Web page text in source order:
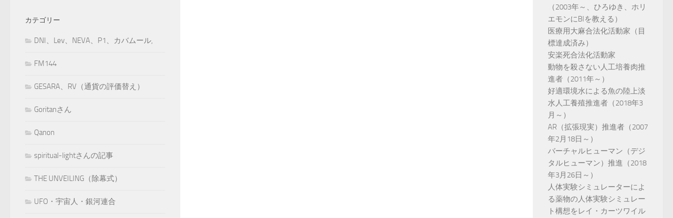
カテゴリー
DNI、Lev、NEVA、P1、カバムール,
FM144
GESARA、RV（通貨の評価替え）
Goritanさん
Qanon
spiritual-lightさんの記事
THE UNVEILING（除幕式）
UFO・宇宙人・銀河連合
（2003年～、ひろゆき、ホリ
エモンにBIを教える）
医療用大麻合法化活動家（目
標達成済み）
安楽死合法化活動家
動物を殺さない人工培養肉推
進者（2011年～）
好適環境水による魚の陸上淡
水人工養殖推進者（2018年3
月～）
AR（拡張現実）推進者（2007
年2月18日～）
バーチャルヒューマン（デジ
タルヒューマン）推進（2018
年3月26日～）
人体実験シミュレーターによ
る薬物の人体実験シミュレー
ト構想をレイ・カーツワイル